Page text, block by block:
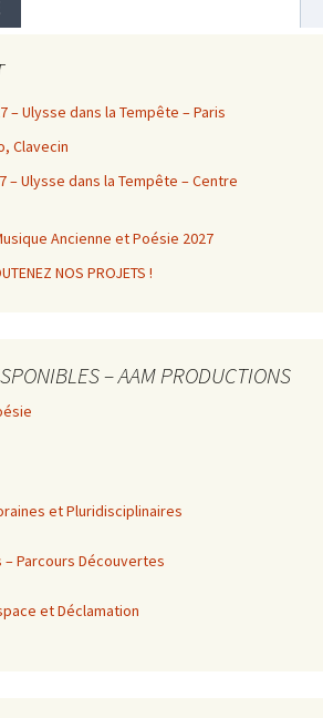
– Ulysse dans la Tempête – Paris
Clavecin
– Ulysse dans la Tempête – Centre
Ancienne et Poésie 2027
NOS PROJETS !
– AAM PRODUCTIONS
et Pluridisciplinaires
Parcours Découvertes
et Déclamation